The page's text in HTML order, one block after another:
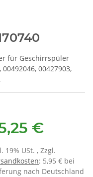
für Geschirrspüler
00427903,
€
19% USt. , Zzgl.
: 5,95 € bei
nach Deutschland